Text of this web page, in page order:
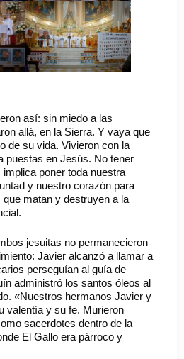
así: sin miedo a las
allá, en la Sierra. Y vaya que
de su vida. Vivieron con la
puestas en Jesús. No tener
poner toda nuestra
y nuestro corazón para
matan y destruyen a la
jesuitas no permanecieron
Javier alcanzó a llamar a
perseguían al guía de
administró los santos óleos al
«Nuestros hermanos Javier y
valentía y su fe. Murieron
sacerdotes dentro de la
El Gallo era párroco y